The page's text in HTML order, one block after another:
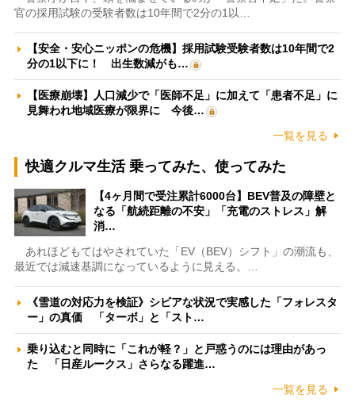
官の採用試験の受験者数は10年間で2分の1以…
【安全・安心ニッポンの危機】採用試験受験者数は10年間で2
分の1以下に！ 出生数減がも…
【医療崩壊】人口減少で「医師不足」に加えて「患者不足」に
見舞われ地域医療が限界に 今後…
一覧を見る
快適クルマ生活 乗ってみた、使ってみた
【4ヶ月間で受注累計6000台】BEV普及の障壁と
なる「航続距離の不安」「充電のストレス」解
消…
あれほどもてはやされていた「EV（BEV）シフト」の潮流も、
最近では減速基調になっているように見える。…
《雪道の対応力を検証》シビアな状況で実感した「フォレスタ
ー」の真価 「ターボ」と「スト…
乗り込むと同時に「これが軽？」と戸惑うのには理由があっ
た 「日産ルークス」さらなる躍進…
一覧を見る